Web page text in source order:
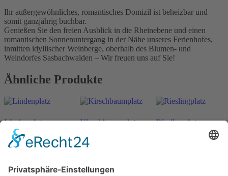
Ihr außergewöhnliches, romantisches Domizil ist beheizbar und
somit ganzjährig buchbar.
Genießen Sie den freien Ausblick in die Rheinebene und einen
romantischen Sonnenuntergang in der Nähe unseres Ferienhofes,
inmitten idyllischer Weinberge, oberhalb des Blumen- und
Weindorfes Sasbachwalden – Wir freuen uns auf Sie!
Ähnliche Produkte
Lindenplatz
ab198 n. v.
Kirschbaumplatz
ab
Rieslingplatz